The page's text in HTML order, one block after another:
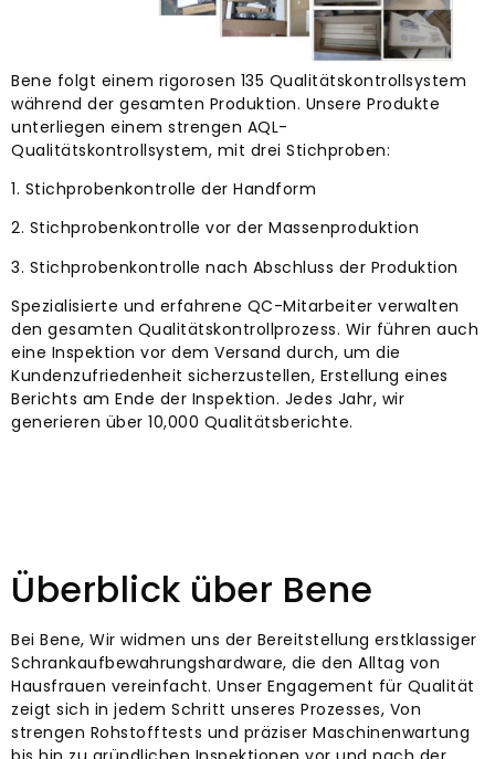
Bene folgt einem rigorosen 135 Qualitätskontrollsystem
während der gesamten Produktion. Unsere Produkte
unterliegen einem strengen AQL-
Qualitätskontrollsystem, mit drei Stichproben:
1. Stichprobenkontrolle der Handform
2. Stichprobenkontrolle vor der Massenproduktion
3. Stichprobenkontrolle nach Abschluss der Produktion
Spezialisierte und erfahrene QC-Mitarbeiter verwalten
den gesamten Qualitätskontrollprozess. Wir führen auch
eine Inspektion vor dem Versand durch, um die
Kundenzufriedenheit sicherzustellen, Erstellung eines
Berichts am Ende der Inspektion. Jedes Jahr, wir
generieren über 10,000 Qualitätsberichte.
Überblick über Bene
Bei Bene, Wir widmen uns der Bereitstellung erstklassiger
Schrankaufbewahrungshardware, die den Alltag von
Hausfrauen vereinfacht. Unser Engagement für Qualität
zeigt sich in jedem Schritt unseres Prozesses, Von
strengen Rohstofftests und präziser Maschinenwartung